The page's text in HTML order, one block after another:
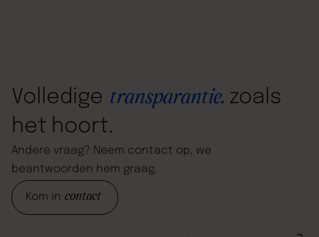
Volledige transparantie. zoals
het hoort.
Andere vraag? Neem contact op, we
beantwoorden hem graag.
Kom in contact